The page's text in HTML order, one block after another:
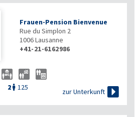
Frauen-Pension Bienvenue
Rue du Simplon 2
1006Lausanne
+41-21-6162986
2  125
zur Unterkunft 